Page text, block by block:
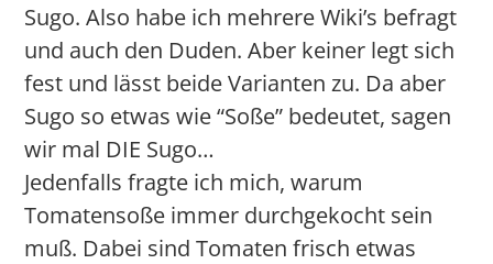
Sugo. Also habe ich mehrere Wiki’s befragt
und auch den Duden. Aber keiner legt sich
fest und lässt beide Varianten zu. Da aber
Sugo so etwas wie “Soße” bedeutet, sagen
wir mal DIE Sugo…
Jedenfalls fragte ich mich, warum
Tomatensoße immer durchgekocht sein
muß. Dabei sind Tomaten frisch etwas